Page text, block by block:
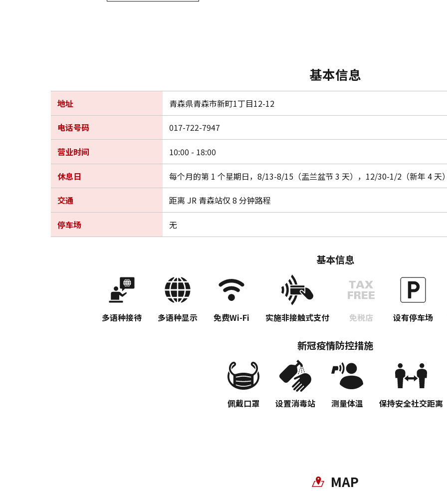
基本信息
地址 青森県青森市新町1丁目12-12
电话号码 017-722-7947
营业时间 10:00 - 18:00
休息日 每个月的第 1 个星期日，8/13-8/15（盂兰盆节 3 天），12/30-1/2（新年 4 天）
交通 距离 JR 青森站仅 8 分钟路程
停车场 无
基本信息
多语种接待 多语种显示 免费Wi-Fi 实施非接触式支付 免税店 设有停车场
新冠疫情防控措施
佩戴口罩 设置消毒站 测量体温 保持安全社交距离
MAP
复制链接